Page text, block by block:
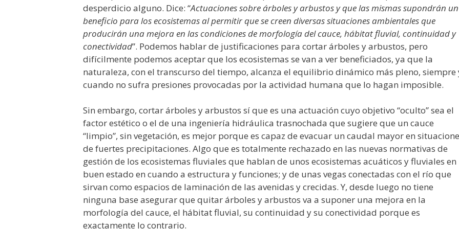
desperdicio alguno. Dice: “Actuaciones sobre árboles y arbustos y que las mismas supondrán un
beneficio para los ecosistemas al permitir que se creen diversas situaciones ambientales que
producirán una mejora en las condiciones de morfología del cauce, hábitat fluvial, continuidad y
conectividad”. Podemos hablar de justificaciones para cortar árboles y arbustos, pero
difícilmente podemos aceptar que los ecosistemas se van a ver beneficiados, ya que la
naturaleza, con el transcurso del tiempo, alcanza el equilibrio dinámico más pleno, siempre
cuando no sufra presiones provocadas por la actividad humana que lo hagan imposible.
Sin embargo, cortar árboles y arbustos sí que es una actuación cuyo objetivo “oculto” sea el
factor estético o el de una ingeniería hidráulica trasnochada que sugiere que un cauce
“limpio”, sin vegetación, es mejor porque es capaz de evacuar un caudal mayor en
de fuertes precipitaciones. Algo que es totalmente rechazado en las nuevas normativas de
gestión de los ecosistemas fluviales que hablan de unos ecosistemas acuáticos y fluviales en
buen estado en cuando a estructura y funciones; y de unas vegas conectadas con el río que
sirvan como espacios de laminación de las avenidas y crecidas. Y, desde luego no tiene
ninguna base asegurar que quitar árboles y arbustos va a suponer una mejora en la
morfología del cauce, el hábitat fluvial, su continuidad y su conectividad porque es
exactamente lo contrario.